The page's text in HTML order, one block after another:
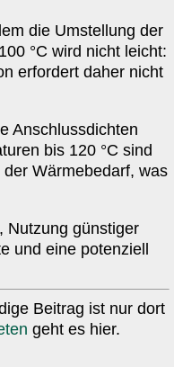
die Umstellung der
100 °C wird nicht leicht:
erfordert daher nicht
Anschluss­dichten
bis 120 °C sind
Wärme­bedarf, was
Nutzung günstiger
und eine poten­ziell
Beitrag ist nur dort
geht es hier.